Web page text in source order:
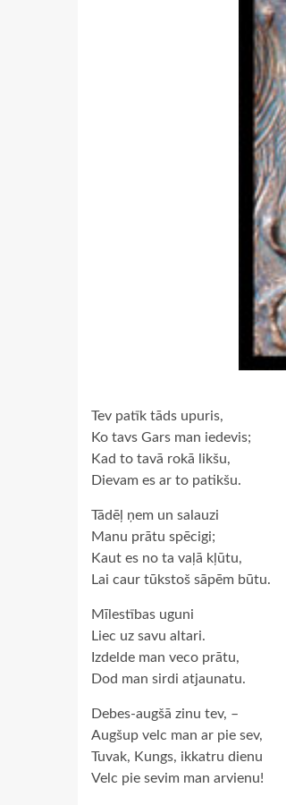
Tev patīk tāds upuris,
Ko tavs Gars man iedevis;
Kad to tavā rokā likšu,
Dievam es ar to patikšu.
Tādēļ ņem un salauzi
Manu prātu spēcigi;
Kaut es no ta vaļā kļūtu,
Lai caur tūkstoš sāpēm būtu.
Mīlestības uguni
Liec uz savu altari.
Izdelde man veco prātu,
Dod man sirdi atjaunatu.
Debes-augšā zinu tev, –
Augšup velc man ar pie sev,
Tuvak, Kungs, ikkatru dienu
Velc pie sevim man arvienu!